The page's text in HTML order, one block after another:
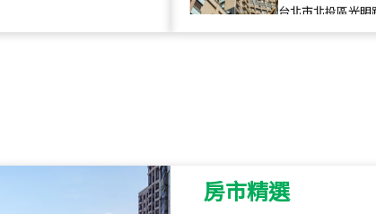
115年07月 成交
115
房市精選